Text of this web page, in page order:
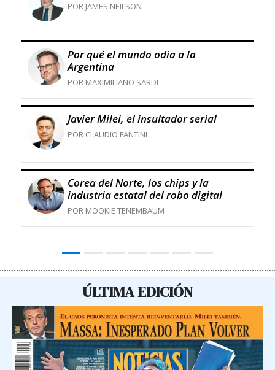
POR JAMES NEILSON
Por qué el mundo odia a la
Argentina
POR MAXIMILIANO SARDI
Javier Milei, el insultador serial
POR CLAUDIO FANTINI
Corea del Norte, los chips y la
industria estatal del robo digital
POR MOOKIE TENEMBAUM
ÚLTIMA EDICIÓN